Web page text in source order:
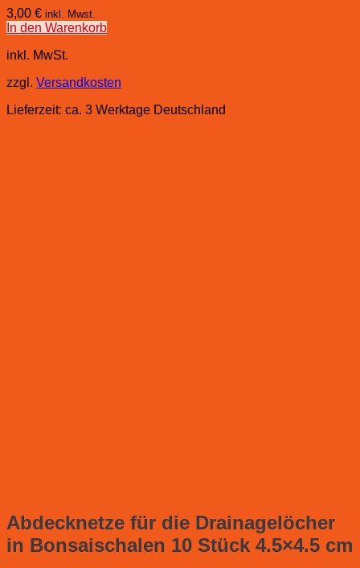
3,00 € inkl. Mwst.
In den Warenkorb
inkl. MwSt.
zzgl. Versandkosten
Lieferzeit: ca. 3 Werktage Deutschland
Abdecknetze für die Drainagelöcher
in Bonsaischalen 10 Stück 4.5×4.5 cm